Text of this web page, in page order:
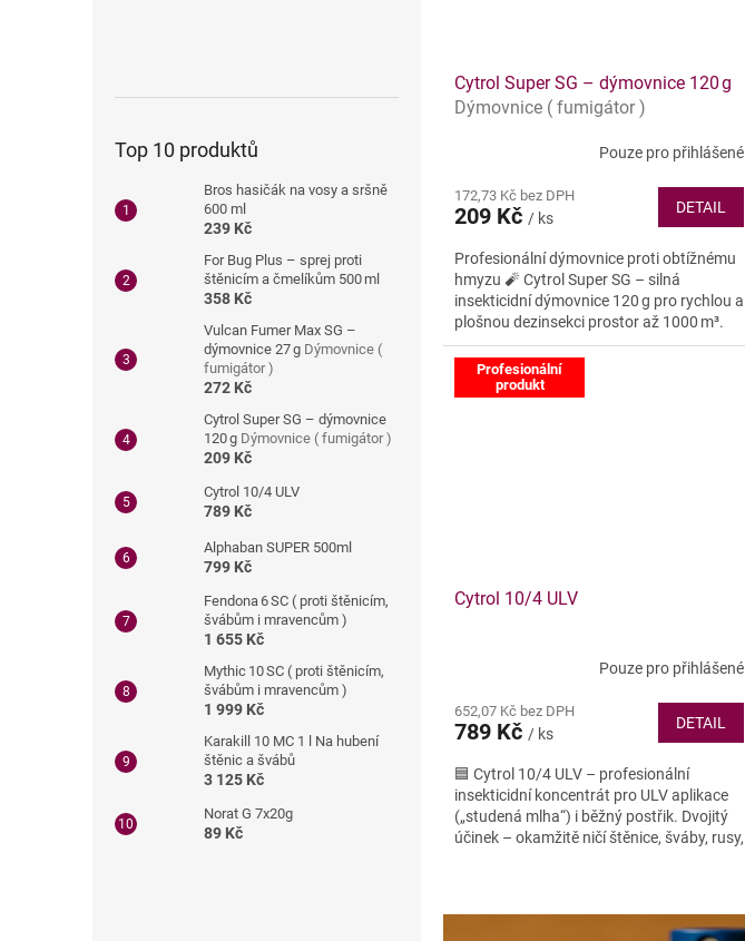
Top 10 produktů
Bros hasičák na vosy a sršně
600 ml
239 Kč
For Bug Plus – sprej proti
štěnicím a čmelíkům 500 ml
358 Kč
Vulcan Fumer Max SG –
dýmovnice 27 g Dýmovnice (
fumigátor )
272 Kč
Cytrol Super SG – dýmovnice
120 g Dýmovnice ( fumigátor )
209 Kč
Cytrol 10/4 ULV
789 Kč
Alphaban SUPER 500ml
799 Kč
Fendona 6 SC ( proti štěnicím,
švábům i mravencům )
1 655 Kč
Mythic 10 SC ( proti štěnicím,
švábům i mravencům )
1 999 Kč
Karakill 10 MC 1 l Na hubení
štěnic a švábů
3 125 Kč
Norat G 7x20g
89 Kč
Cytrol Super SG – dýmovnice 120 g
Dýmovnice ( fumigátor )
Pouze pro přihlášené
172,73 Kč bez DPH
209 Kč / ks
DETAIL
Profesionální dýmovnice proti obtížnému
hmyzu 🧨 Cytrol Super SG – silná
insekticidní dýmovnice 120 g pro rychlou a
plošnou dezinsekci prostor až 1000 m³.
Spolehlivě zlikviduje...
Profesionální
produkt
Cytrol 10/4 ULV
Pouze pro přihlášené
652,07 Kč bez DPH
789 Kč / ks
DETAIL
🟦 Cytrol 10/4 ULV – profesionální
insekticidní koncentrát pro ULV aplikace
(„studená mlha“) i běžný postřik. Dvojitý
účinek – okamžitě ničí štěnice, šváby, rusy,